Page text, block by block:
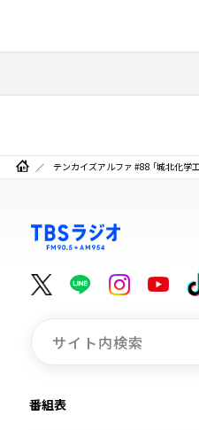
テンカイズアルファ #88 「城北化学
番組表